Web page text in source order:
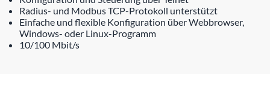
Radius- und Modbus TCP-Protokoll unterstützt
Einfache und flexible Konfiguration über Webbrowser,
Windows- oder Linux-Programm
10/100 Mbit/s